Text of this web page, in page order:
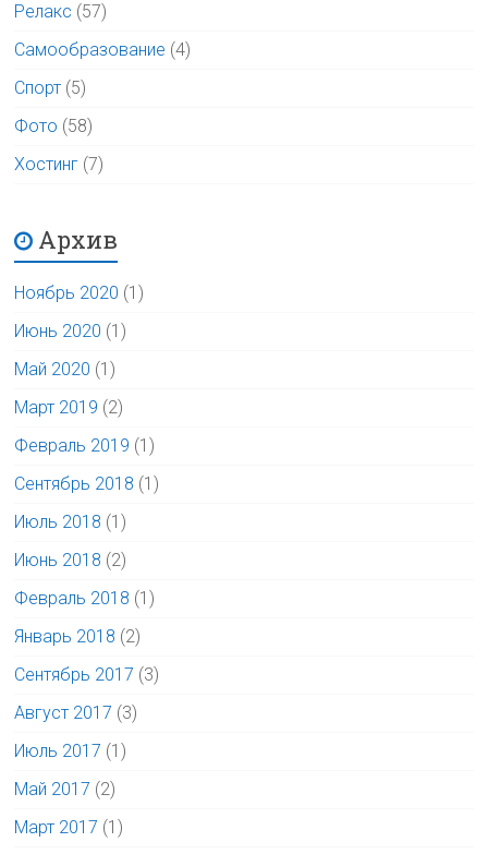
Релакс (57)
Самообразование (4)
Спорт (5)
Фото (58)
Хостинг (7)
Архив
Ноябрь 2020 (1)
Июнь 2020 (1)
Май 2020 (1)
Март 2019 (2)
Февраль 2019 (1)
Сентябрь 2018 (1)
Июль 2018 (1)
Июнь 2018 (2)
Февраль 2018 (1)
Январь 2018 (2)
Сентябрь 2017 (3)
Август 2017 (3)
Июль 2017 (1)
Май 2017 (2)
Март 2017 (1)